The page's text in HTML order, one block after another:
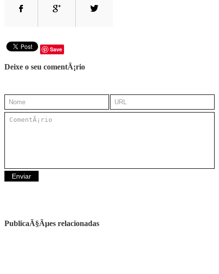
Save
Deixe o seu comentÃ¡rio
PublicaÃ§Ãµes relacionadas